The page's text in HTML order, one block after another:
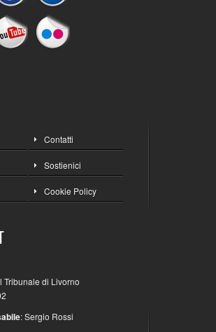
Contatti
Sostienici
Cookie Policy
Tribunale di Livorno
: Sergio Rossi